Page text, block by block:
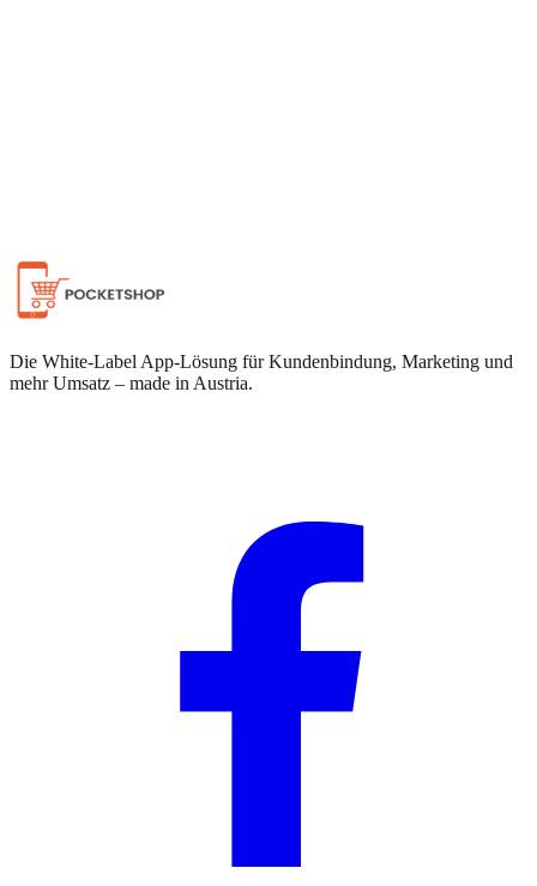
Auf WhatsApp chatten
Die White-Label App-Lösung für Kundenbindung, Marketing und
mehr Umsatz – made in Austria.